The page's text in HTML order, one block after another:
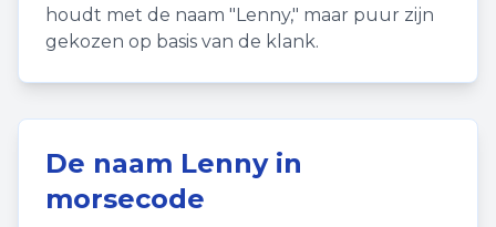
houdt met de naam "Lenny," maar puur zijn
gekozen op basis van de klank.
De naam Lennyin
morsecode